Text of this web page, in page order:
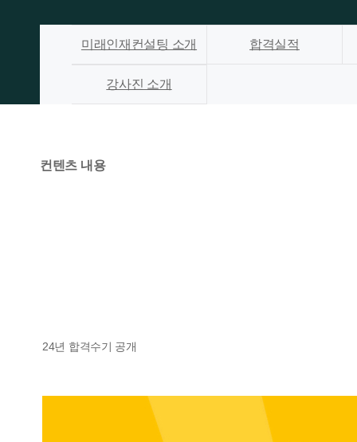
미래인재컨설팅 소개 합격실적
강사진 소개
컨텐츠 내용
24년 합격수기 공개